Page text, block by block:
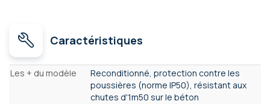
Caractéristiques
Caractéristiques
Les + du modèle
Reconditionné, protection contre les
poussières (norme IP50), résistant aux
chutes d'1m50 sur le béton